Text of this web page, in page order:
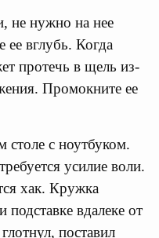
не нужно на нее
ее вглубь. Когда
протечь в щель из-
Промокните ее
с ноутбуком.
усилие воли.
хак. Кружка
вдалеке от
поставил